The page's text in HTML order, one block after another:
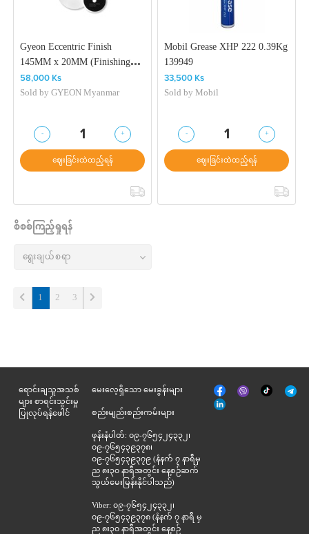
Gyeon Eccentric Finish
145MM x 20MM (Finishing
Pad)
58,000 Ks
Sold byGYEON Myanmar
- 1
+
ဈေးခြင်းထဲထည့်ရန်
Mobil Grease XHP 222 0.39Kg
139949
33,500 Ks
Sold byMobil
- 1
+
ဈေးခြင်းထဲထည့်ရန်
စိစစ်ကြည့်ရှုရန်
1 (current)
2 3
ရောင်းချသူအသစ်
များ စာရင်းသွင်းမှု
ပြုလုပ်ရန်ဖေါင်
မေးလေ့ရှိသော မေးခွန်းများ
စည်းမျည်းစည်းကမ်းများ
ဖုန်းနံပါတ်: ၀၉-၇၆၅၄၂၄၃၃၂၊
၀၉-၇၆၅၄၃၉၃၇၈၊
၀၉-၇၆၅၄၃၉၃၇၉ (နံနက် ၇ နာရီမှ
ည ၈း၃၀ နာရီအတွင်း နေ့စဉ်ဆက်
သွယ်မေးမြန်းနိုင်ပါသည်)
Viber: ၀၉-၇၆၅၄၂၄၃၃၂၊
၀၉-၇၆၅၄၃၉၃၇၈ (နံနက် ၇ နာရီ မှ
ည ၈း၃၀ နာရီအတွင်း နေ့စဉ်
မျက်နှာစာ
အုပ်
Viber Tik
Tok
နှင့်
ဆက်စပ်